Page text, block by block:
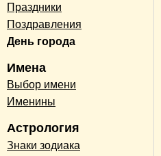
Праздники
Поздравления
День города
Имена
Выбор имени
Именины
Астрология
Знаки зодиака